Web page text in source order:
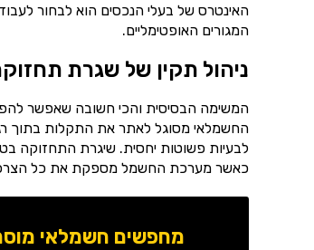
האינטרס של בעלי הנכסים הוא לבחור
המגורים האופטימליים.
ניהול תקין של שגרת
המשימה הבסיסית והכי חשובה שאפשר
החשמלאי מסוגל לאתר את התקלות בתוך
לבעיות פשוטות יחסית. שיגרת התחזוקה
כאשר מערכת החשמל מספקת את כל
מחפשים חשמלאי